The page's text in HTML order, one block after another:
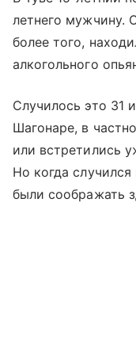
летнего мужчину.
более того,
алкогольного
Случилось это 31
Шагонаре, в
или встретились
Но когда
были соображать